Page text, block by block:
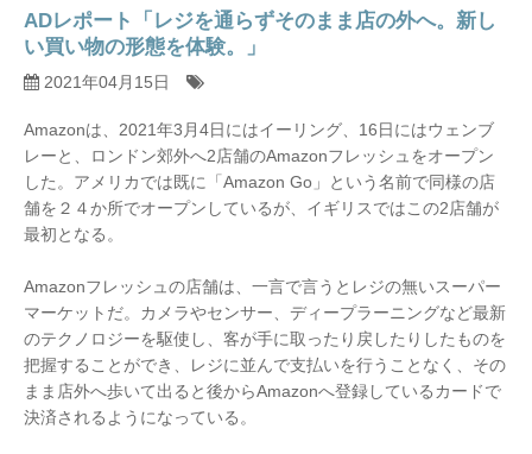
ADレポート「レジを通らずそのまま店の外へ。新し
い買い物の形態を体験。」
2021年04月15日
Amazonは、2021年3月4日にはイーリング、16日にはウェンブ
レーと、ロンドン郊外へ2店舗のAmazonフレッシュをオープン
した。アメリカでは既に「Amazon Go」という名前で同様の店
舗を２４か所でオープンしているが、イギリスではこの2店舗が
最初となる。
Amazonフレッシュの店舗は、一言で言うとレジの無いスーパー
マーケットだ。カメラやセンサー、ディープラーニングなど最新
のテクノロジーを駆使し、客が手に取ったり戻したりしたものを
把握することができ、レジに並んで支払いを行うことなく、その
まま店外へ歩いて出ると後からAmazonへ登録しているカードで
決済されるようになっている。